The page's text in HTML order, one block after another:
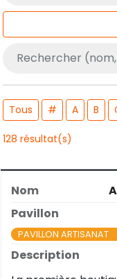
Recherche
Tous # A B
128 résultat(s)
PAVILLON ARTISANAT